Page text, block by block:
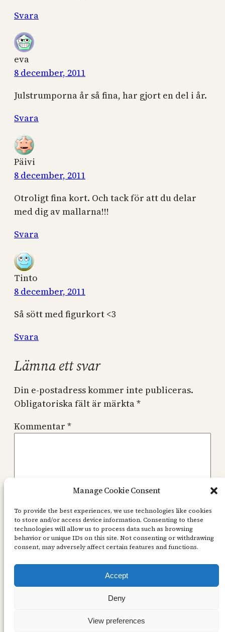
Manage Cookie Consent
To provide the best experiences, we use technologies like cookies
to store and/or access device information. Consenting to these
technologies will allow us to process data such as browsing
behavior or unique IDs on this site. Not consenting or withdrawing
consent, may adversely affect certain features and functions.
Accept
Deny
View preferences
Svara
eva
8 december, 2011
Julstrumporna år så fina, har gjort en del i år.
Svara
Päivi
8 december, 2011
Otroligt fina kort. Och tack för att du delar
med dig av mallarna!!!
Svara
Tinto
8 december, 2011
Så sött med figurkort <3
Svara
Lämna ett svar
Din e-postadress kommer inte publiceras.
Obligatoriska fält är märkta*
Kommentar *
Namn*
E-postadress*
Webbplats